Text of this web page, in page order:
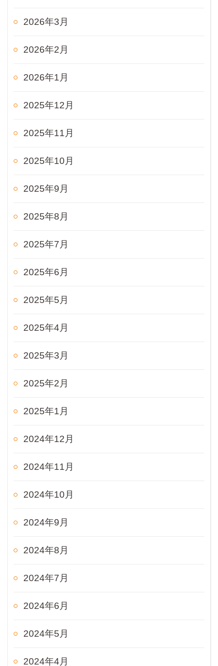
2026年3月
2026年2月
2026年1月
2025年12月
2025年11月
2025年10月
2025年9月
2025年8月
2025年7月
2025年6月
2025年5月
2025年4月
2025年3月
2025年2月
2025年1月
2024年12月
2024年11月
2024年10月
2024年9月
2024年8月
2024年7月
2024年6月
2024年5月
2024年4月